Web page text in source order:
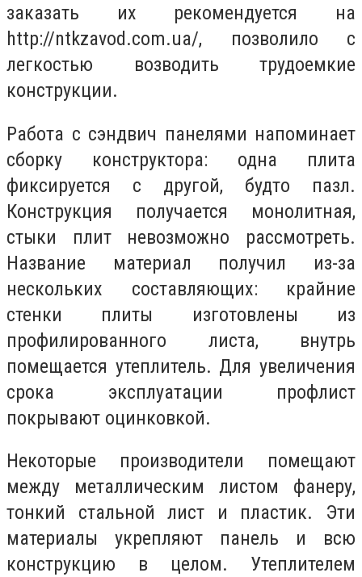
заказать их рекомендуется на
http://ntkzavod.com.ua/, позволило с
легкостью возводить трудоемкие
конструкции.
Работа с сэндвич панелями напоминает
сборку конструктора: одна плита
фиксируется с другой, будто пазл.
Конструкция получается монолитная,
стыки плит невозможно рассмотреть.
Название материал получил из-за
нескольких составляющих: крайние
стенки плиты изготовлены из
профилированного листа, внутрь
помещается утеплитель. Для увеличения
срока эксплуатации профлист
покрывают оцинковкой.
Некоторые производители помещают
между металлическим листом фанеру,
тонкий стальной лист и пластик. Эти
материалы укрепляют панель и всю
конструкцию в целом. Утеплителем